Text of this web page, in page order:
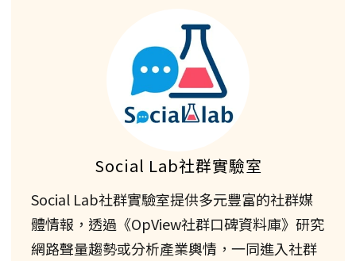
Social Lab社群實驗室
Social Lab社群實驗室提供多元豐富的社群媒
體情報，透過《OpView社群口碑資料庫》研究
網路聲量趨勢或分析產業輿情，一同進入社群